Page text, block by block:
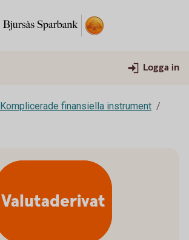
Logga in
Komplicerade finansiella instrument
Valutaderivat